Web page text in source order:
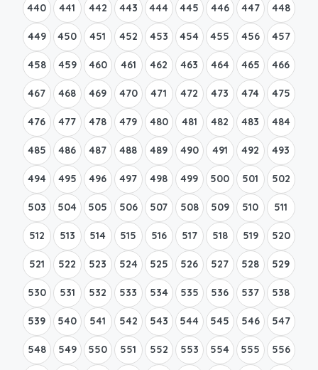
440 441 442 443 444 445 446 447 448
449 450 451 452 453 454 455 456 457
458 459 460 461 462 463 464 465 466
467 468 469 470 471 472 473 474 475
476 477 478 479 480 481 482 483 484
485 486 487 488 489 490 491 492 493
494 495 496 497 498 499 500 501 502
503 504 505 506 507 508 509 510 511
512 513 514 515 516 517 518 519 520
521 522 523 524 525 526 527 528 529
530 531 532 533 534 535 536 537 538
539 540 541 542 543 544 545 546 547
548 549 550 551 552 553 554 555 556